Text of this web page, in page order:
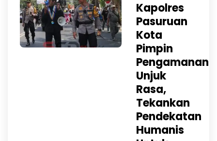
Kapolres
Pasuruan
Kota
Pimpin
Pengamanan
Unjuk
Rasa,
Tekankan
Pendekatan
Humanis